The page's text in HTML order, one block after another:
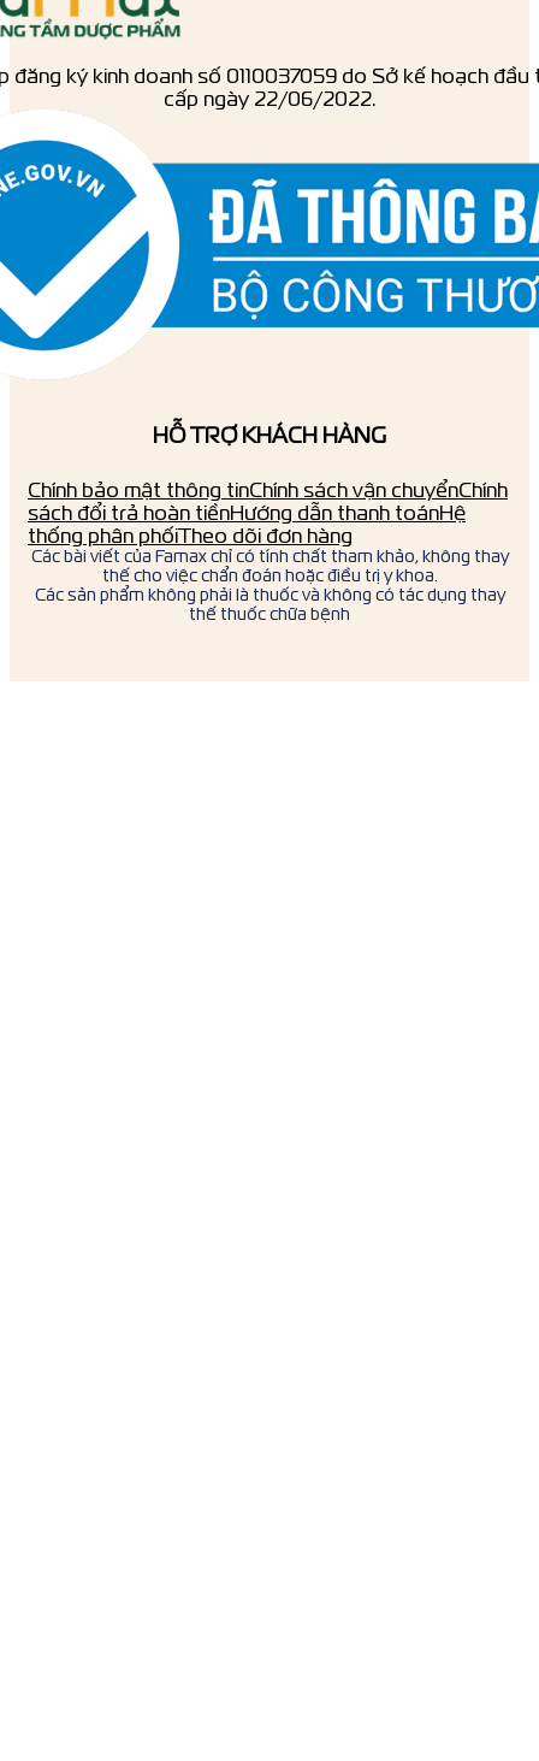
đăng ký kinh doanh số ‎0110037059 do Sở kế hoạch đầu
cấp ngày 22/06/2022.
HỖ TRỢ KHÁCH HÀNG
Chính bảo mật thông tinChính sách vận chuyểnChính
sách đổi trả hoàn tiềnHướng dẫn thanh toánHệ
thống phân phốiTheo dõi đơn hàng
Các bài viết của Famax chỉ có tính chất tham khảo, không thay
thế cho việc chẩn đoán hoặc điều trị y khoa.
Các sản phẩm không phải là thuốc và không có tác dụng thay
thế thuốc chữa bệnh